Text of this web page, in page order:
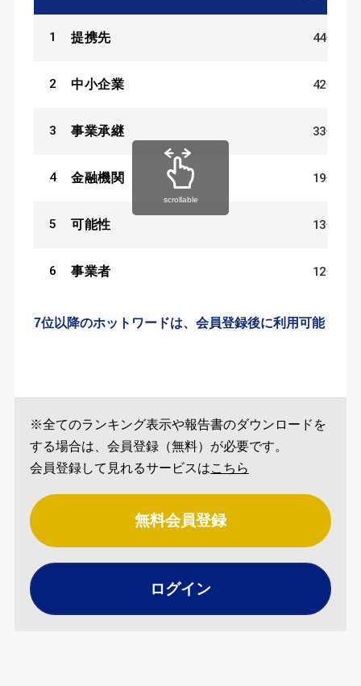
1 提携先 44件
2 中小企業 42件
3 事業承継 33件
4 金融機関 19件
5 可能性 13件
6 事業者 12件
7位以降のホットワードは、会員登録後に利用可能
scrollable
※全てのランキング表示や報告書のダウンロードを
する場合は、会員登録（無料）が必要です。
会員登録して見れるサービスはこちら
無料会員登録
ログイン